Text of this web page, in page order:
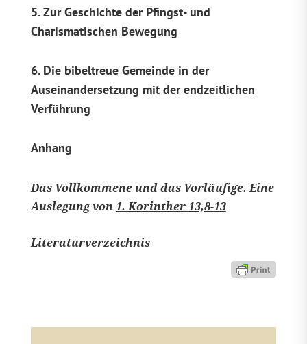
5. Zur Geschichte der Pfingst- und
Charismatischen Bewegung
6. Die bibeltreue Gemeinde in der
Auseinandersetzung mit der endzeitlichen
Verführung
Anhang
Das Vollkommene und das Vorläufige. Eine
Auslegung von1. Korinther 13,8-13
Literaturverzeichnis